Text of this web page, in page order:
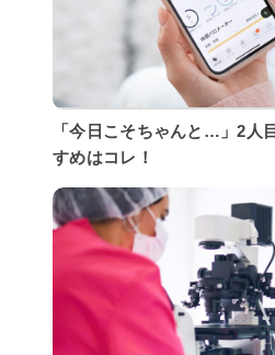
「今日こそちゃんと…」2人
すめはコレ！